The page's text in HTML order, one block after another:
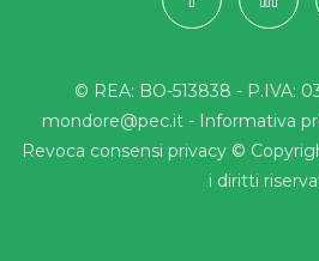
© REA: BO-513838 - P.IVA:
mondore@pec.it - Informativa
Revoca consensi privacy©
i diritti